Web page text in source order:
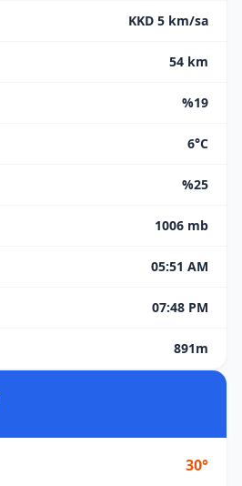
KKD 5 km/sa
54 km
%19
6°C
%25
1006 mb
05:51 AM
07:48 PM
891m
30°